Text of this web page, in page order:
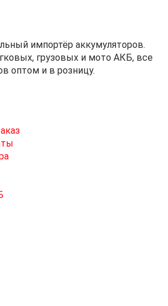
импортёр аккумуляторов.
грузовых и мото АКБ, все
оптом и в розницу.